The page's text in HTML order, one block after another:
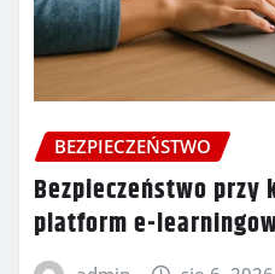
BEZPIECZEŃSTWO
Bezpieczeństwo przy
platform e-